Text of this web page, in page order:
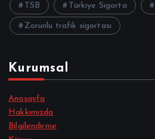
TSB Türkiye Sigorta
Zorunlu trafik sigortası
Kurumsal
Anasayfa
Hakkımızda
Bilgilendirme